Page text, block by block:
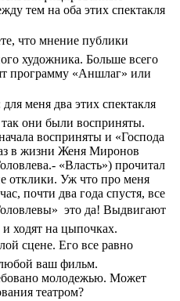
тем на оба этих спектакля
что мнение публики
художника. Больше всего
программу «Аншлаг» или
меня два этих спектакля
они были восприняты.
восприняты и «Господа
в жизни Женя Миронов
«Власть») прочитал
отклики. Уж что про меня
почти два года спустя, все
 это да! Выдвигают
ходят на цыпочках.
сцене. Его все равно
ваш фильм.
молодежью. Может
театром?